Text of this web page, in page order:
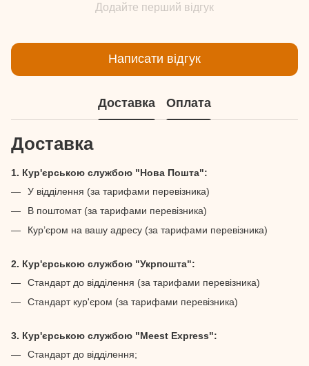
Додайте перший відгук
Написати відгук
Доставка Оплата
Доставка
1. Кур'єрською службою "Нова Пошта":
У відділення (за тарифами перевізника)
В поштомат (за тарифами перевізника)
Кур’єром на вашу адресу (за тарифами перевізника)
2. Кур'єрською службою "Укрпошта":
Стандарт до відділення (за тарифами перевізника)
Стандарт кур'єром (за тарифами перевізника)
3. Кур'єрською службою "Meest Express":
Стандарт до відділення;